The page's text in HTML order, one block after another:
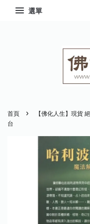
選單
首頁 ›
【佛化人生】現貨
台